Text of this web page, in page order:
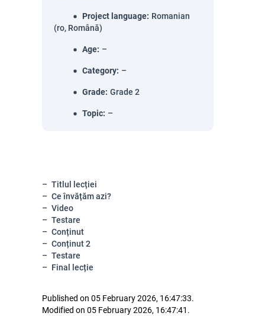
Project language: Romanian
(ro, Română)
Age: –
Category: –
Grade: Grade 2
Topic: –
Titlul lecției
Ce învățăm azi?
Video
Testare
Conținut
Conținut 2
Testare
Final lecție
Published on 05 February 2026, 16:47:33.
Modified on 05 February 2026, 16:47:41.